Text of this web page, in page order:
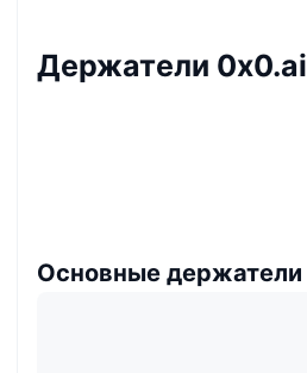
Держатели 0x0.ai
Основные держатели